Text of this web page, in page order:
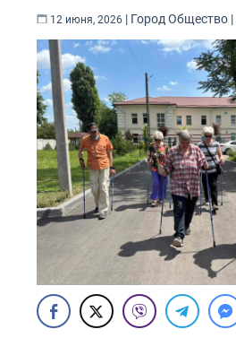
12 июня, 2026 | Город Общество |